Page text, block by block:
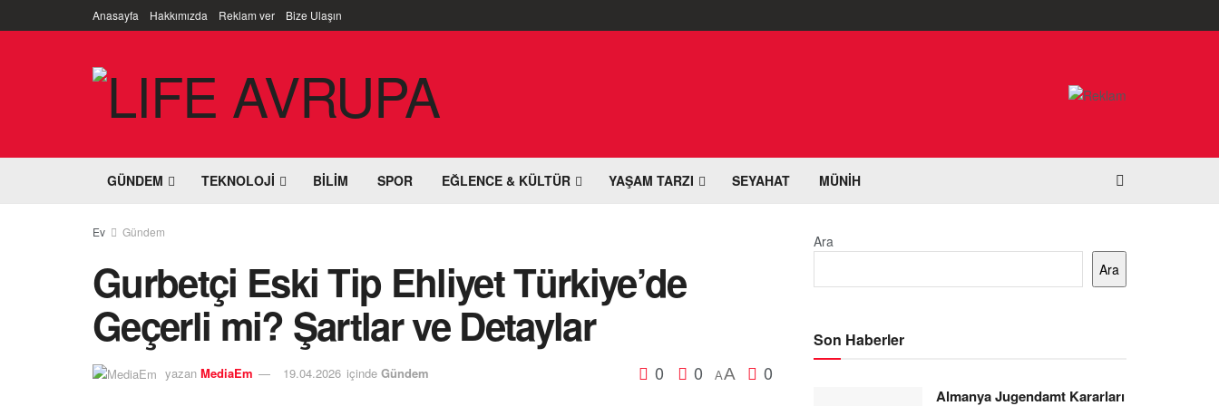
Anasayfa Hakkımızda Reklam ver Bize Ulaşın
GÜNDEM TEKNOLOJI BILIM SPOR EĞLENCE & KÜLTÜR YAŞAM TARZI SEYAHAT MÜNIH
Ev Gündem
Gurbetçi Eski Tip Ehliyet Türkiye’de
Geçerli mi? Şartlar ve Detaylar
yazan MediaEm 19.04.2026 içinde Gündem 0 0 AA 0
Ara
Ara
Son Haberler
Almanya Jugendamt Kararları